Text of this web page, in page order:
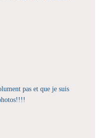
pas et que je suis